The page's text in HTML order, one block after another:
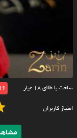
ساخت با طلای ۱۸ عیار
امتیاز کاربران